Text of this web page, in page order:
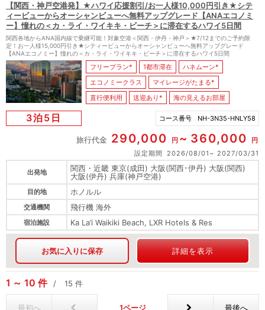
【関西・神戸空港発】★ハワイ応援割引/お一人様10,000円引き★シテ
ィービューからオーシャンビューへ無料アップグレード【ANAエコノミ
ー】憧れの＜カ・ライ・ワイキキ・ビーチ＞に滞在するハワイ5日間
関西各地からANA国内線で乗継可能！対象空港＜関西・伊丹・神戸＞★7/12までのご予約限
定！お一人様15,000円引き★シティービューからオーシャンビューへ無料アップグレード
【ANAエコノミー】憧れの＜カ・ライ・ワイキキ・ビーチ＞に滞在するハワイ5日間
フリープラン* 1都市滞在
ハネムーン*
エコノミークラス
マイレージがたまる*
直行便利用
送迎あり* 海の見えるお部屋
3泊5日 コース番号 NH-3N35-HNLY58
旅行代金 290,000 円 360,000
円
設定期間
2026/08/01 2027/03/31
出発地
関西・近畿 東京(成田) 大阪(関西･伊丹) 大阪(関西)
大阪(伊丹) 兵庫(神戸空港)
目的地 ホノルル
交通機関 飛行機 海外
宿泊施設 Ka La’i Waikiki Beach, LXR Hotels & Res
お気に入りに保存 詳細を表示
1 10 件 15 件
最初へ 1 最後へ